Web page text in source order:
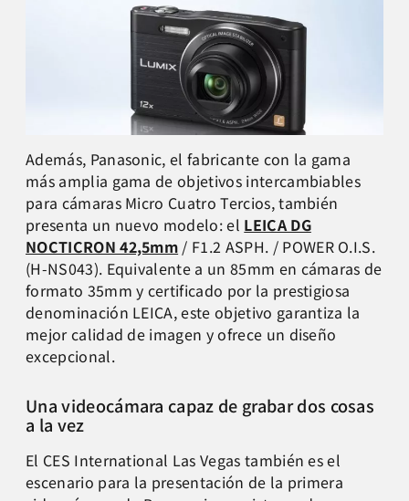
Además, Panasonic, el fabricante con la gama
más amplia gama de objetivos intercambiables
para cámaras Micro Cuatro Tercios, también
presenta un nuevo modelo: el LEICA DG
NOCTICRON 42,5mm / F1.2 ASPH. / POWER O.I.S.
(H-NS043). Equivalente a un 85mm en cámaras de
formato 35mm y certificado por la prestigiosa
denominación LEICA, este objetivo garantiza la
mejor calidad de imagen y ofrece un diseño
excepcional.
Una videocámara capaz de grabar dos cosas
a la vez
El CES International Las Vegas también es el
escenario para la presentación de la primera